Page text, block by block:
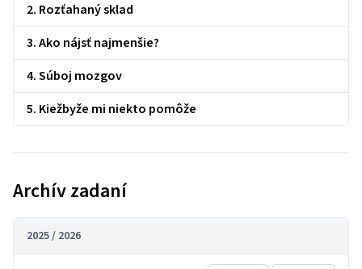
2. Rozťahaný sklad
3. Ako nájsť najmenšie?
4. Súboj mozgov
5. Kiežbyže mi niekto pomôže
Archív zadaní
2025 / 2026